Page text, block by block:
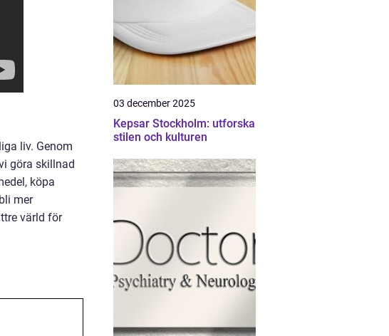
liv. Genom
göra skillnad
köpa
mer
värld för
03 december 2025
Kepsar Stockholm: utforska
stilen och kulturen